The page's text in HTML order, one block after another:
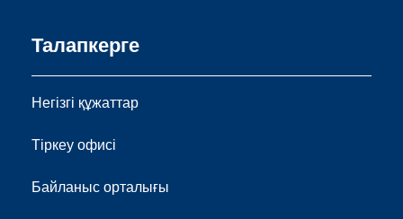
Талапкерге
Негізгі құжаттар
Тіркеу офисі
Байланыс орталығы